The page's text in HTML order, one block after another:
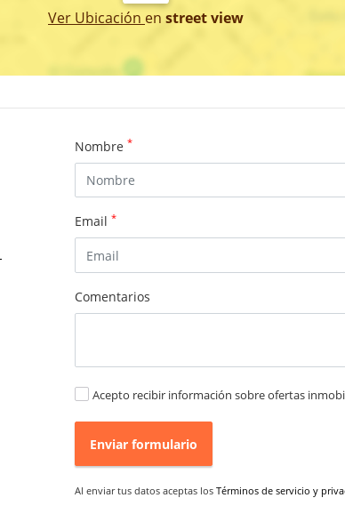
Ver Ubicación en street view
Nombre *
Email *
Comentarios
Acepto recibir información sobre ofertas
Enviar formulario
Al enviar tus datos aceptas los Términos de servicio y